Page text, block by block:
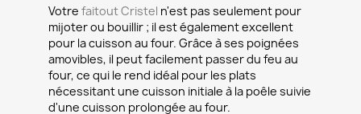
Votre faitout Cristel n'est pas seulement pour
mijoter ou bouillir ; il est également excellent
pour la cuisson au four. Grâce à ses poignées
amovibles, il peut facilement passer du feu au
four, ce qui le rend idéal pour les plats
nécessitant une cuisson initiale à la poêle suivie
d'une cuisson prolongée au four.